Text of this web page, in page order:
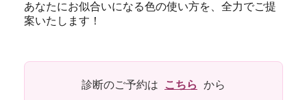
あなたにお似合いになる色の使い方を、全力でご提
案いたします！
診断のご予約は こちら から